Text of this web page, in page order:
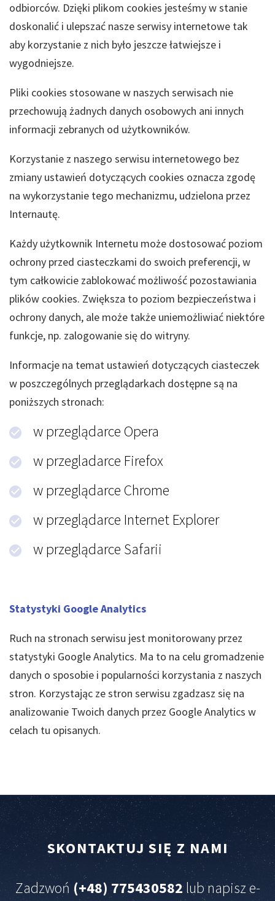
odbiorców. Dzięki plikom cookies jesteśmy w stanie
doskonalić i ulepszać nasze serwisy internetowe tak
aby korzystanie z nich było jeszcze łatwiejsze i
wygodniejsze.
Pliki cookies stosowane w naszych serwisach nie
przechowują żadnych danych osobowych ani innych
informacji zebranych od użytkowników.
Korzystanie z naszego serwisu internetowego bez
zmiany ustawień dotyczących cookies oznacza zgodę
na wykorzystanie tego mechanizmu, udzielona przez
Internautę.
Każdy użytkownik Internetu może dostosować poziom
ochrony przed ciasteczkami do swoich preferencji, w
tym całkowicie zablokować możliwość pozostawiania
plików cookies. Zwiększa to poziom bezpieczeństwa i
ochrony danych, ale może także uniemożliwiać niektóre
funkcje, np. zalogowanie się do witryny.
Informacje na temat ustawień dotyczących ciasteczek
w poszczególnych przeglądarkach dostępne są na
poniższych stronach:
w przeglądarce Opera
w przegladarce Firefox
w przeglądarce Chrome
w przeglądarce Internet Explorer
w przeglądarce Safarii
Statystyki Google Analytics
Ruch na stronach serwisu jest monitorowany przez
statystyki Google Analytics. Ma to na celu gromadzenie
danych o sposobie i popularności korzystania z naszych
stron. Korzystając ze stron serwisu zgadzasz się na
analizowanie Twoich danych przez Google Analytics w
celach tu opisanych.
SKONTAKTUJ SIĘ Z NAMI
Zadzwoń (+48) 775430582lub napisz e-